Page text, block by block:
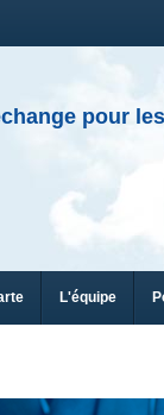
pour
L'équipe